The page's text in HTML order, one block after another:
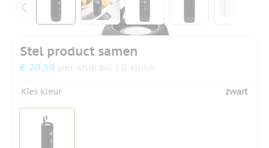
Stel product samen
€ 20,59 per stuk bij 10 stuks
Kies kleur zwart